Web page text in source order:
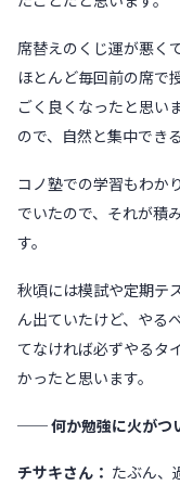
席替えのくじ運が悪く
ほとんど毎回前の席で
ごく良くなったと思い
ので、自然と集中でき
コノ塾での学習もわか
でいたので、それが積
す。
秋頃には模試や定期テ
ん出ていたけど、やる
てなければ必ずやるタ
かったと思います。
── 何か勉強に火がつ
チサキさん： たぶん、